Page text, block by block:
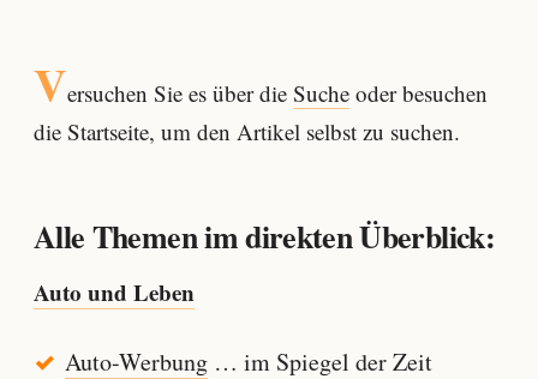
Versuchen Sie es über die Sucheoder besuchen
die Startseite, um den Artikel selbst zu suchen.
Alle Themen im direkten Überblick:
Auto und Leben
Auto-Werbung… im Spiegel der Zeit